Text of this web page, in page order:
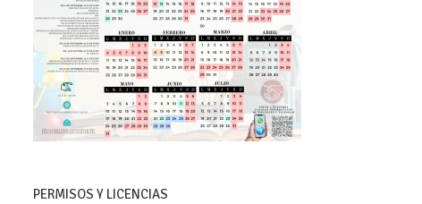
PERMISOS Y LICENCIAS